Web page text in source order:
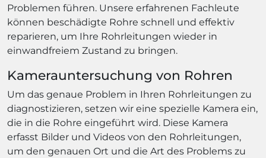
Problemen führen. Unsere erfahrenen Fachleute
können beschädigte Rohre schnell und effektiv
reparieren, um Ihre Rohrleitungen wieder in
einwandfreiem Zustand zu bringen.
Kamerauntersuchung von Rohren
Um das genaue Problem in Ihren Rohrleitungen zu
diagnostizieren, setzen wir eine spezielle Kamera ein,
die in die Rohre eingeführt wird. Diese Kamera
erfasst Bilder und Videos von den Rohrleitungen,
um den genauen Ort und die Art des Problems zu